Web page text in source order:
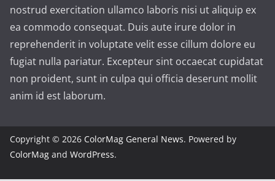
nostrud exercitation ullamco laboris nisi ut aliquip ex
ea commodo consequat. Duis aute irure dolor in
reprehenderit in voluptate velit esse cillum dolore eu
fugiat nulla pariatur. Excepteur sint occaecat cupidatat
non proident, sunt in culpa qui officia deserunt mollit
anim id est laborum.
Copyright © 2026 ColorMag General News. Powered by
ColorMag and WordPress.